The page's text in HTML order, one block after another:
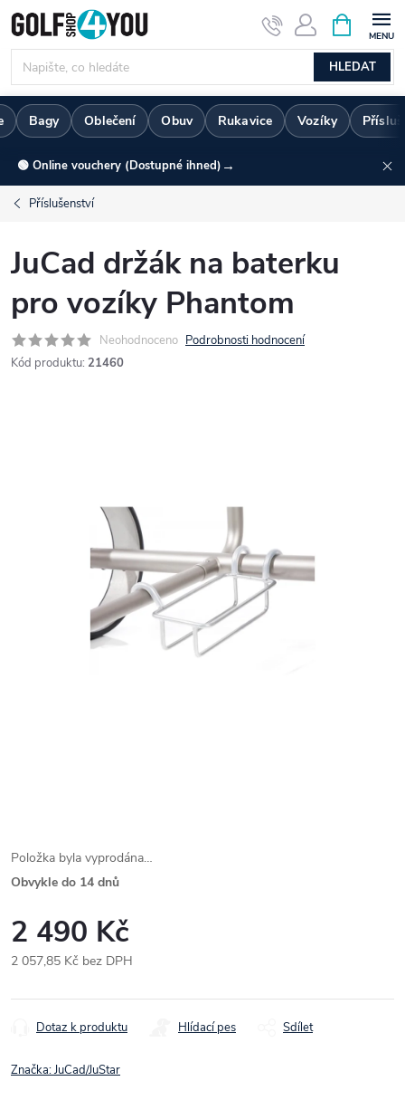
Přejít
na
obsah
HLEDAT
NÁKUPNÍ
KOŠÍK
Bagy Oblečení Obuv Rukavice Vozíky
🟢 Online vouchery (Dostupné ihned) →
Příslušenství
JuCad držák na baterku
pro vozíky Phantom
Neohodnoceno Podrobnosti hodnocení
Kód produktu: 21460
Položka byla vyprodána…
Obvykle do 14 dnů
2 490 Kč
2 057,85 Kč bez DPH
cena:
Dotaz k produktu Hlídací pes Sdílet
Značka:JuCad/JuStar